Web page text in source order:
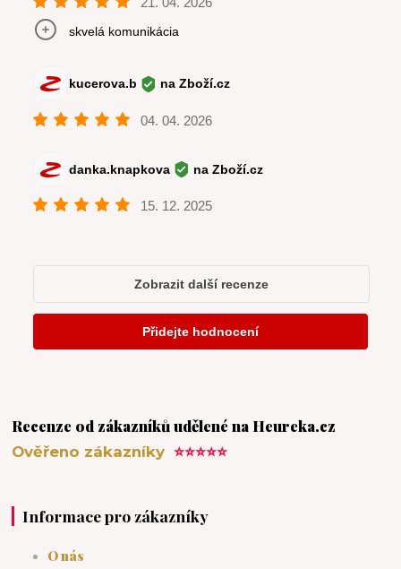
Recenze od zákazníků udělené na Heureka.cz
Ověřeno zákazníky⭐⭐⭐⭐⭐
Informace pro zákazníky
O nás